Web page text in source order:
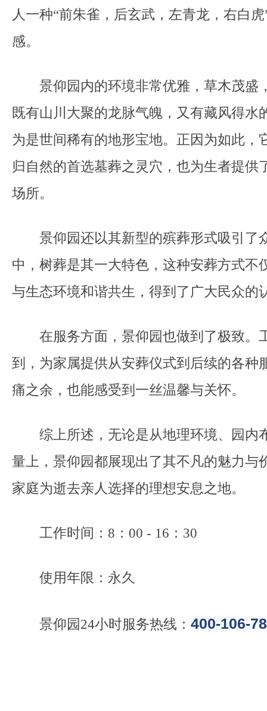
人一种“前朱雀，后玄武，左青龙，右白
感。
景仰园内的环境非常优雅，草木茂盛
既有山川大聚的龙脉气魄，又有藏风得水
为是世间稀有的地形宝地。正因为如此，
归自然的首选墓葬之灵穴，也为生者提供
场所。
景仰园还以其新型的殡葬形式吸引了
中，树葬是其一大特色，这种安葬方式不
与生态环境和谐共生，得到了广大民众的
在服务方面，景仰园也做到了极致。
到，为家属提供从安葬仪式到后续的各种
痛之余，也能感受到一丝温馨与关怀。
综上所述，无论是从地理环境、园内
量上，景仰园都展现出了其不凡的魅力与
家庭为逝去亲人选择的理想安息之地。
工作时间：8：00 - 16：30
使用年限：永久
景仰园24小时服务热线： 400-106-